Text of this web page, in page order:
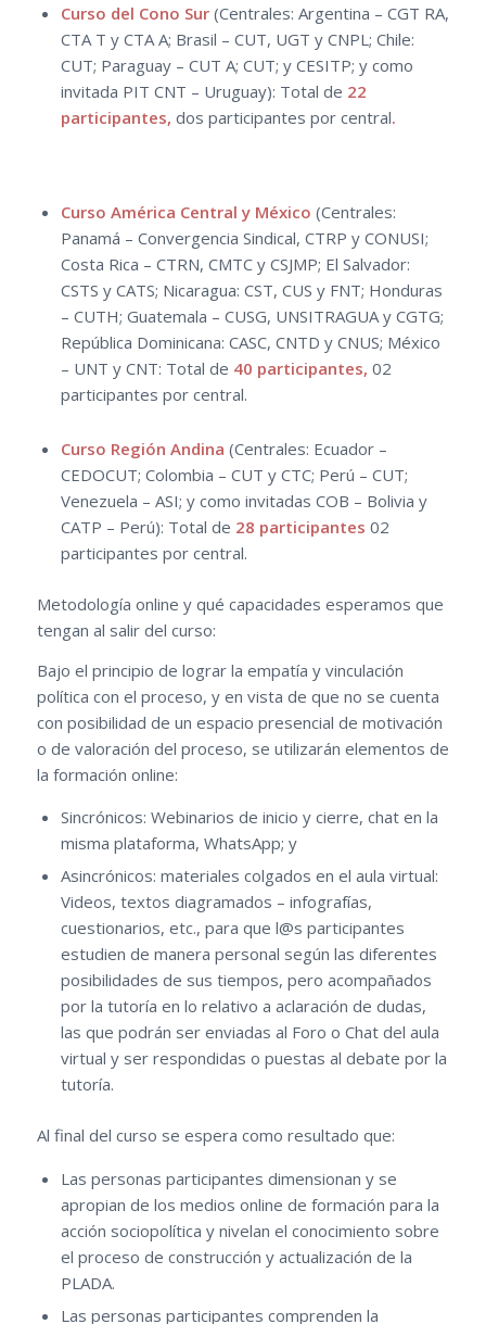
Curso del Cono Sur (Centrales: Argentina – CGT RA,
CTA T y CTA A; Brasil – CUT, UGT y CNPL; Chile:
CUT; Paraguay – CUT A; CUT; y CESITP; y como
invitada PIT CNT – Uruguay): Total de 22
participantes, dos participantes por central.
Curso América Central y México (Centrales:
Panamá – Convergencia Sindical, CTRP y CONUSI;
Costa Rica – CTRN, CMTC y CSJMP; El Salvador:
CSTS y CATS; Nicaragua: CST, CUS y FNT; Honduras
– CUTH; Guatemala – CUSG, UNSITRAGUA y CGTG;
República Dominicana: CASC, CNTD y CNUS; México
– UNT y CNT: Total de 40 participantes, 02
participantes por central.
Curso Región Andina (Centrales: Ecuador –
CEDOCUT; Colombia – CUT y CTC; Perú – CUT;
Venezuela – ASI; y como invitadas COB – Bolivia y
CATP – Perú): Total de 28 participantes 02
participantes por central.
Metodología online y qué capacidades esperamos que
tengan al salir del curso:
Bajo el principio de lograr la empatía y vinculación
política con el proceso, y en vista de que no se cuenta
con posibilidad de un espacio presencial de motivación
o de valoración del proceso, se utilizarán elementos de
la formación online:
Sincrónicos: Webinarios de inicio y cierre, chat en la
misma plataforma, WhatsApp; y
Asincrónicos: materiales colgados en el aula virtual:
Videos, textos diagramados – infografías,
cuestionarios, etc., para que l@s participantes
estudien de manera personal según las diferentes
posibilidades de sus tiempos, pero acompañados
por la tutoría en lo relativo a aclaración de dudas,
las que podrán ser enviadas al Foro o Chat del aula
virtual y ser respondidas o puestas al debate por la
tutoría.
Al final del curso se espera como resultado que:
Las personas participantes dimensionan y se
apropian de los medios online de formación para la
acción sociopolítica y nivelan el conocimiento sobre
el proceso de construcción y actualización de la
PLADA.
Las personas participantes comprenden la